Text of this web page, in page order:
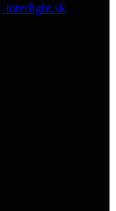
interlight.sk